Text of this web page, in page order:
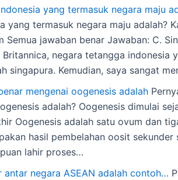
yang termasuk negara maju
yang termasuk negara maju adalah?
Semua jawaban benar Jawaban: C.
negara tetangga indonesia
singapura. Kemudian, saya sangat
mengenai oogenesis adalah
adalah? Oogenesis dimulai
Oogenesis adalah satu ovum dan
hasil pembelahan oosit sekunder
lahir proses…
antar negara ASEAN adalah contoh…